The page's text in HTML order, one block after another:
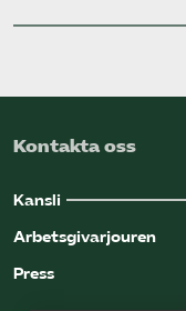
Kontakta oss
Kansli
Arbetsgivarjouren
Press